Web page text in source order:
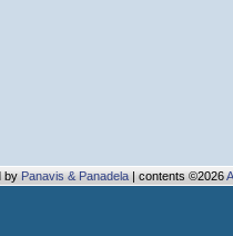
byPanavis & Panadela| contents ©2026